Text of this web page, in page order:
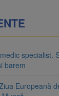
specialist.
barem
Europeană